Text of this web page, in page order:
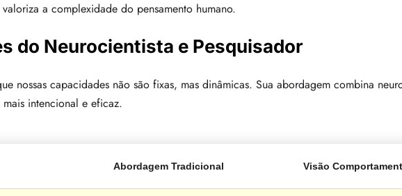
a complexidade do pensamento humano.
do Neurocientista e Pesquisador
nossas capacidades não são fixas, mas dinâmicas. Sua abordagem combina
intencional e eficaz.
Abordagem Tradicional Visão